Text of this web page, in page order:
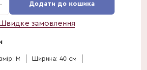
Додати до кошика
Швидке замовлення
M Ширина: 40 см